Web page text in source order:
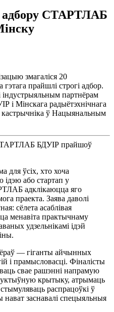
адбору СТАРТЛАБ
змагаліся 20
прайшлі строгі адбор.
партнёрам
і Мінскага радыётэхнічнага
кастрычніка ў Нацыянальным
для ўсіх, хто хоча
ідэю або стартап у
адклікаюцца яго
праекта. Заява даволі
сёлета асаблівая
менавіта практычнаму
удзельнікамі ідэй
— гіганты айчынных
і прамысловасці. Фіналісты
свае рашэнні напрамую
крытыку, атрымаць
распрацоўкі ў
заснавалі спецыяльныя